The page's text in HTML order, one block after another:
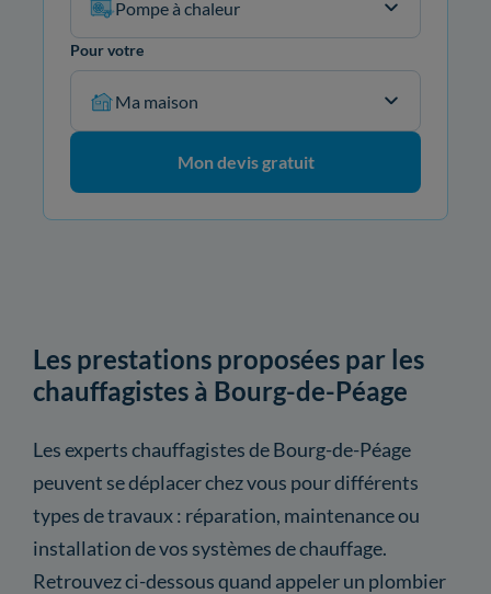
Pompe à chaleur
Pour votre
Ma maison
Mon devis gratuit
Les prestations proposées par les
chauffagistes à Bourg-de-Péage
Les experts chauffagistes de Bourg-de-Péage
peuvent se déplacer chez vous pour différents
types de travaux : réparation, maintenance ou
installation de vos systèmes de chauffage.
Retrouvez ci-dessous quand appeler un plombier